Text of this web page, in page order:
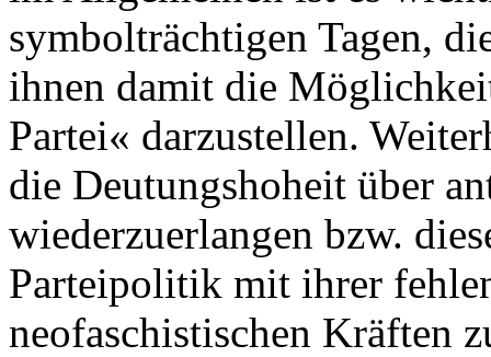
symbolträchtigen Tagen,
ihnen damit die
Partei« darzustellen.
die Deutungshoheit über
wiederzuerlangen bzw.
Parteipolitik mit ihrer
neofaschistischen Kräften